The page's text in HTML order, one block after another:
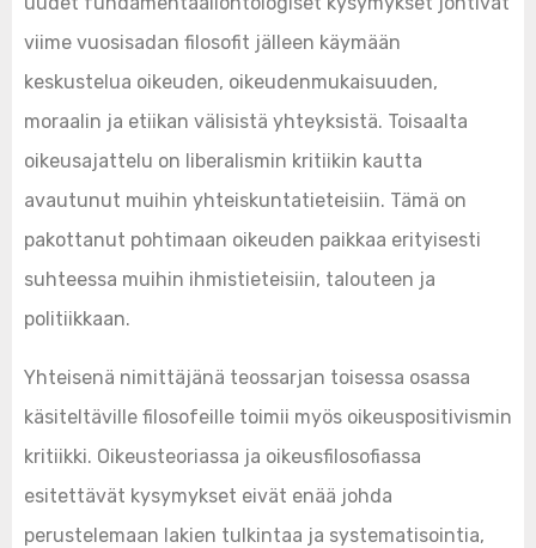
viime vuosisadan filosofit jälleen käymään
keskustelua oikeuden, oikeudenmukaisuuden,
moraalin ja etiikan välisistä yhteyksistä. Toisaalta
oikeusajattelu on liberalismin kritiikin kautta
avautunut muihin yhteiskuntatieteisiin. Tämä on
pakottanut pohtimaan oikeuden paikkaa erityisesti
suhteessa muihin ihmistieteisiin, talouteen ja
politiikkaan.
Yhteisenä nimittäjänä teossarjan toisessa osassa
käsiteltäville filosofeille toimii myös oikeuspositivismin
kritiikki. Oikeusteoriassa ja oikeusfilosofiassa
esitettävät kysymykset eivät enää johda
perustelemaan lakien tulkintaa ja systematisointia,